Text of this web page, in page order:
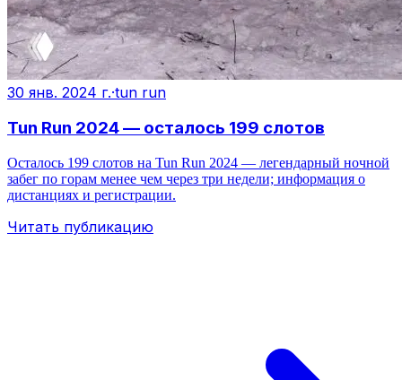
30 янв. 2024 г.·tun run
Tun Run 2024 — осталось 199 слотов
Осталось 199 слотов на Tun Run 2024 — легендарный ночной
забег по горам менее чем через три недели; информация о
дистанциях и регистрации.
Читать публикацию